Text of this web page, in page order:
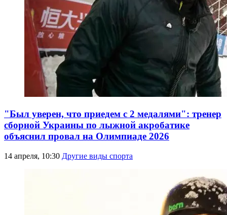
"Был уверен, что приедем с 2 медалями": тренер
сборной Украины по лыжной акробатике
объяснил провал на Олимпиаде 2026
14 апреля, 10:30 Другие виды спорта